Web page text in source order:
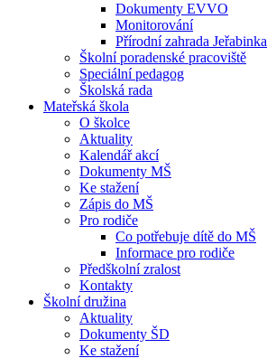
Dokumenty EVVO
Monitorování
Přírodní zahrada Jeřabinka
Školní poradenské pracoviště
Speciální pedagog
Školská rada
Mateřská škola
O školce
Aktuality
Kalendář akcí
Dokumenty MŠ
Ke stažení
Zápis do MŠ
Pro rodiče
Co potřebuje dítě do MŠ
Informace pro rodiče
Předškolní zralost
Kontakty
Školní družina
Aktuality
Dokumenty ŠD
Ke stažení